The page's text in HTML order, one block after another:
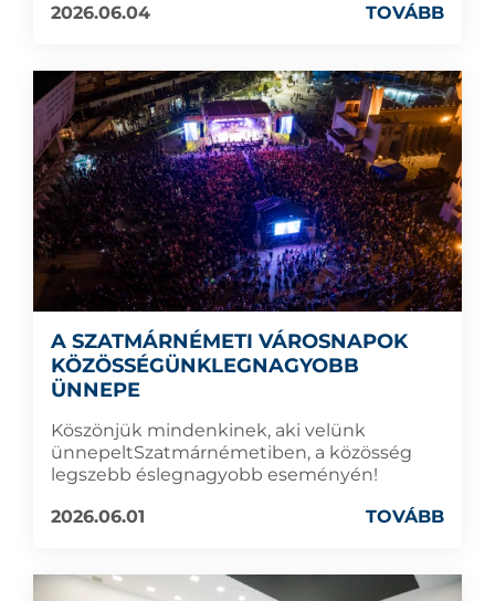
2026.06.04
TOVÁBB
A SZATMÁRNÉMETI VÁROSNAPOK
KÖZÖSSÉGÜNKLEGNAGYOBB
ÜNNEPE
Köszönjük mindenkinek, aki velünk
ünnepeltSzatmárnémetiben, a közösség
legszebb éslegnagyobb eseményén!
2026.06.01
TOVÁBB